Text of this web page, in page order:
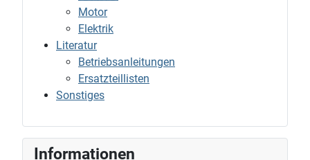
Motor
Elektrik
Literatur
Betriebsanleitungen
Ersatzteillisten
Sonstiges
Informationen